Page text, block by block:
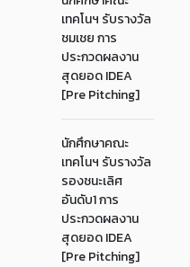
เทคโนฯ รับรางวัล
ชมเชย การ
ประกวดผลงาน
สุดยอด IDEA
[Pre Pitching]
นักศึกษาคณะ
เทคโนฯ รับรางวัล
รองชนะเลิศ
อันดับ1 การ
ประกวดผลงาน
สุดยอด IDEA
[Pre Pitching]